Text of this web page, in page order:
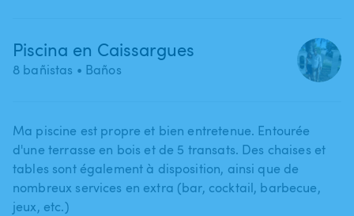
Piscina en Caissargues
8 bañistas • Baños
Ma piscine est propre et bien entretenue. Entourée
d'une terrasse en bois et de 5 transats. Des chaises et
tables sont également à disposition​,​ ainsi que de
nombreux services en extra (bar​,​ cocktail​,​ barbecue​,​
jeux​,​ etc.)